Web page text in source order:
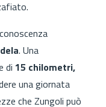
. Una
di 15 chilometri,
una giornata
che Zungoli può